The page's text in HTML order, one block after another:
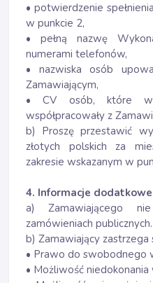
• potwierdzenie
w punkcie 2,
• pełną nazwę
numerami telefonów,
• nazwiska osób
Zamawiającym,
• CV osób, które w
współpracowały z
b) Proszę przestawić
złotych polskich za
zakresie wskazanym w
4. Informacje dodatkowe
a) Zamawiającego
zamówieniach publicznych.
b) Zamawiający zastrzega
• Prawo do swobodnego
• Możliwość niedokonania